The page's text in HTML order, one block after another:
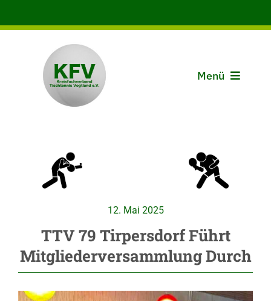
Inhalt
Menü
Spielbetrieb
12. Mai 2025
TTV 79 Tirpersdorf Führt
Mitgliederversammlung Durch